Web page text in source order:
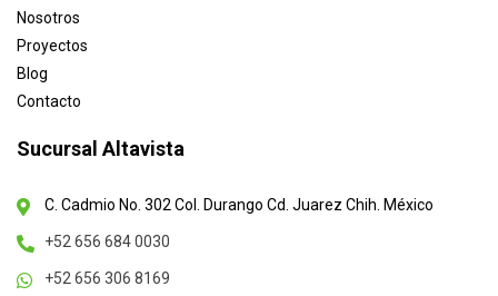
Nosotros
Proyectos
Blog
Contacto
Sucursal Altavista
C. Cadmio No. 302 Col. Durango Cd. Juarez Chih. México
+52 656 684 0030
+52 656 306 8169